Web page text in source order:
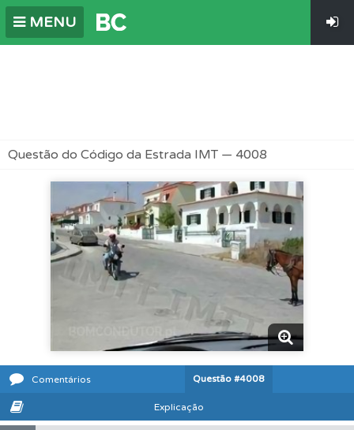
MENU
Questão do Código da Estrada IMT — 4008
Comentários Questão #4008
Explicação